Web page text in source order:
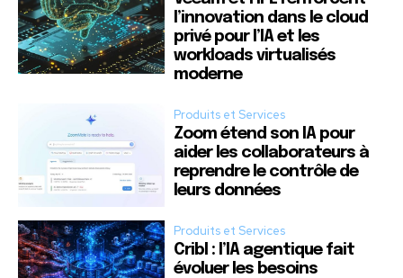
l’innovation dans le cloud
privé pour l’IA et les
workloads virtualisés
moderne
Produits et Services
Zoom étend son IA pour
aider les collaborateurs à
reprendre le contrôle de
leurs données
Produits et Services
Cribl : l’IA agentique fait
évoluer les besoins